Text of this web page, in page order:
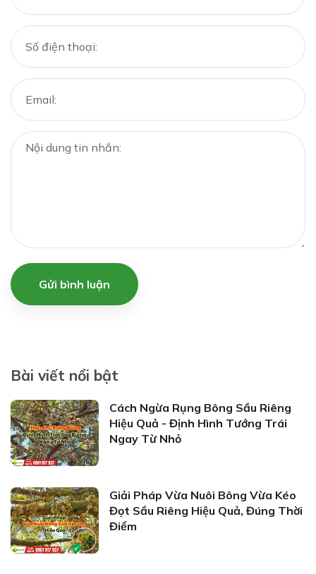
Gửi bình luận
Bài viết nổi bật
Cách Ngừa Rụng Bông Sầu Riêng
Hiệu Quả - Định Hình Tướng Trái
Ngay Từ Nhỏ
Giải Pháp Vừa Nuôi Bông Vừa Kéo
Đọt Sầu Riêng Hiệu Quả, Đúng Thời
Điểm